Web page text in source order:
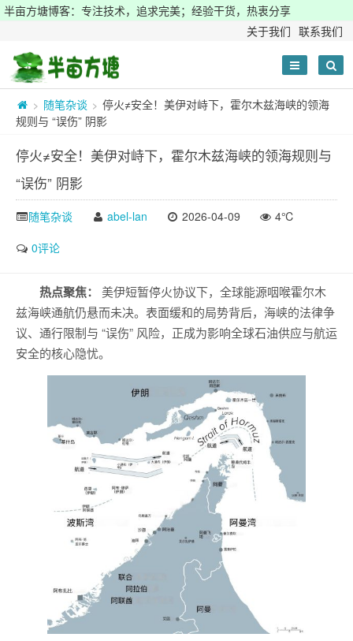
半亩方塘博客：专注技术，追求完美；经验干货，热衷分享
关于我们 联系我们
> 随笔杂谈 > 停火≠安全！美伊对峙下，霍尔木兹海峡的领海
规则与 “误伤” 阴影
停火≠安全！美伊对峙下，霍尔木兹海峡的领海规则与
“误伤” 阴影
随笔杂谈 abel-lan 2026-04-09
4℃
0评论
热点聚焦：
美伊短暂停火协议下，全球能源咽喉霍尔木
兹海峡通航仍悬而未决。表面缓和的局势背后，海峡的法律争
议、通行限制与 “误伤” 风险，正成为影响全球石油供应与航运
安全的核心隐忧。